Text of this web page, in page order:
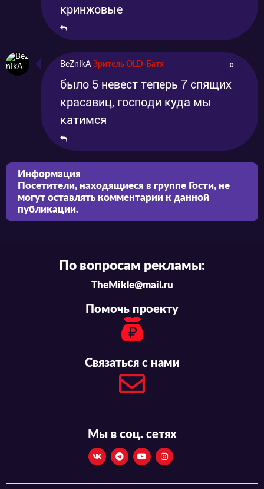
кринжовые
BeZnIkA Зритель OLD-Батя 0
было 5 невест теперь 7 спящих
красавиц, господи куда мы
катимся
Информация
Посетители, находящиеся в группе Гости, не
могут оставлять комментарии к данной
публикации.
По вопросам рекламы:
TheMikle@mail.ru
Помочь проекту
Связаться с нами
Мы в соц. сетях